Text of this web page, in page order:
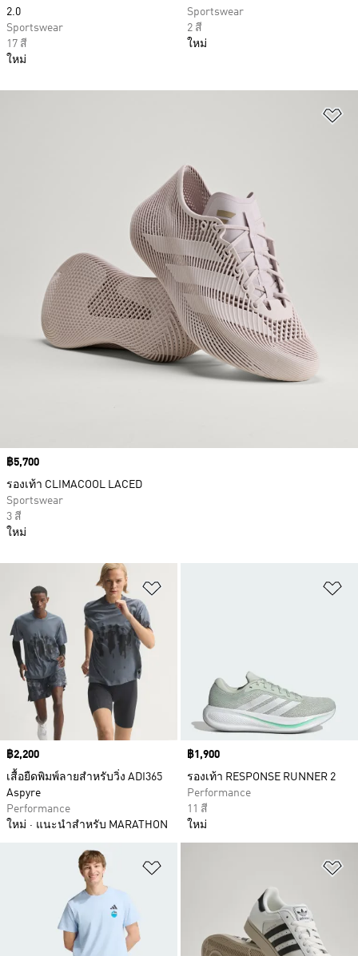
2.0
Sportswear
17 สี
ใหม่
Sportswear
2 สี
ใหม่
Price
฿2,200
เสื้อยืดพิมพ์ลายสำหรับวิ่ง ADI365
Aspyre
Performance
ใหม่
แนะนำสำหรับ MARATHON
Price
฿1,900
รองเท้า RESPONSE RUNNER 2
Performance
11 สี
ใหม่
Price
฿5,700
รองเท้า CLIMACOOL LACED
Sportswear
3 สี
ใหม่